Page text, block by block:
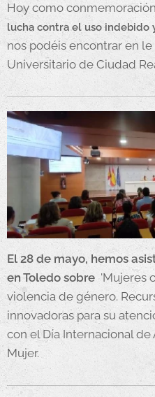
Hoy como
lucha contra el uso
nos podéis encontrar en le
Universitario de Ciudad
El 28 de mayo, hemos
en Toledo sobre 'Mujeres
violencia de género.
innovadoras para su
con el Día Internacional
Mujer.